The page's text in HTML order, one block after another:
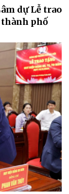
dự Lễ trao
thành phố